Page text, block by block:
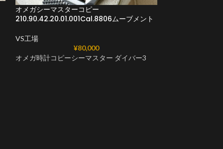
オメガシーマスターコピー
210.90.42.20.01.001Cal.8806ムーブメント
VS工場
¥80,000
オメガ時計コピーシーマスター ダイバー3